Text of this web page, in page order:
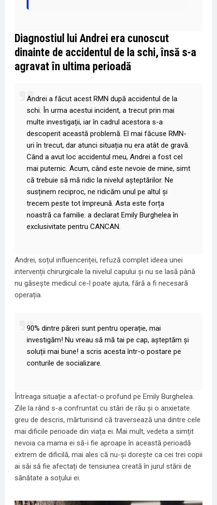
Diagnostiul lui Andrei era cunoscut
dinainte de accidentul de la schi, însă s-a
agravat în ultima perioadă
Andrei a făcut acest RMN după accidentul de la
schi. În urma acestui incident, a trecut prin mai
multe investigații, iar în cadrul acestora s-a
descoperit această problemă. El mai făcuse RMN-
uri în trecut, dar atunci situația nu era atât de gravă.
Când a avut loc accidentul meu, Andrei a fost cel
mai puternic. Acum, când este nevoie de mine, simt
că trebuie să mă ridic la nivelul așteptărilor. Ne
susținem reciproc, ne ridicăm unul pe altul și
trecem peste tot împreună. Asta este forța
noastră ca familie. a declarat Emily Burghelea în
exclusivitate pentru CANCAN.
Andrei, soțul influenceriței, refuză complet ideea unei
intervenții chirurgicale la nivelul capului și nu se lasă până
nu găsește medicul ce-l poate ajuta, fără a fi necesară
operația.
90% dintre păreri sunt pentru operație, mai
investigăm! Nu vreau să mă tai pe cap, așteptăm și
soluții mai bune! a scris acesta într-o postare pe
conturile de socializare.
Întreaga situație a afectat-o profund pe Emily Burghelea.
Zile la rând s-a confruntat cu stări de rău și o anxietate
greu de descris, mărturisind că traversează una dintre cele
mai dificile perioade din viața ei. Mai mult, vedeta a simțit
nevoia ca mama ei să-i fie aproape în această perioadă
extrem de dificilă, mai ales că nu-și dorește ca cei trei copii
ai săi să fie afectați de tensiunea creată în jurul stării de
sănătate a soțului ei.